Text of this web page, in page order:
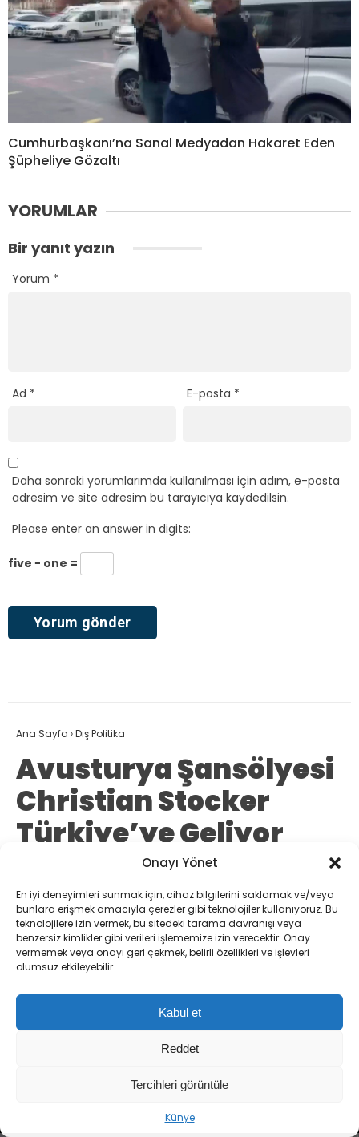
Onayı Yönet
En iyi deneyimleri sunmak için, cihaz bilgilerini saklamak ve/veya
bunlara erişmek amacıyla çerezler gibi teknolojiler kullanıyoruz. Bu
teknolojilere izin vermek, bu sitedeki tarama davranışı veya
benzersiz kimlikler gibi verileri işlememize izin verecektir. Onay
vermemek veya onayı geri çekmek, belirli özellikleri ve işlevleri
olumsuz etkileyebilir.
Kabul et
Reddet
Tercihleri görüntüle
Künye
Cumhurbaşkanı’na Sanal Medyadan Hakaret Eden
Şüpheliye Gözaltı
YORUMLAR
Bir yanıt yazın
Yorum *
Ad * E-posta *
Daha sonraki yorumlarımda kullanılması için adım, e-posta
adresim ve site adresim bu tarayıcıya kaydedilsin.
Please enter an answer in digits:
five − one =
Ana Sayfa ›Dış Politika
Avusturya Şansölyesi
Christian Stocker
Türkiye’ye Geliyor
Avusturya Şansölyesi Christian Stocker,
Cumhurbaşkanı Erdoğan’ın davetiyle
Türkiye’ye geliyor. Görüşmelerde ikili ilişkiler
ve bölgesel meseleler ele alınacak.
Batuhan Mehmet Aydınlı TÜM YAZILARI
Giriş: 09-08-2026
Dış Politika Gündem